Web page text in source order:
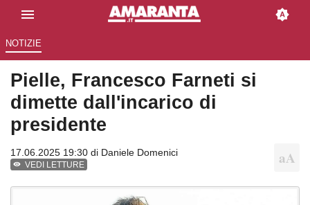
NOTIZIE
Pielle, Francesco Farneti si
dimette dall'incarico di
presidente
17.06.2025 19:30 di Daniele Domenici
VEDI LETTURE